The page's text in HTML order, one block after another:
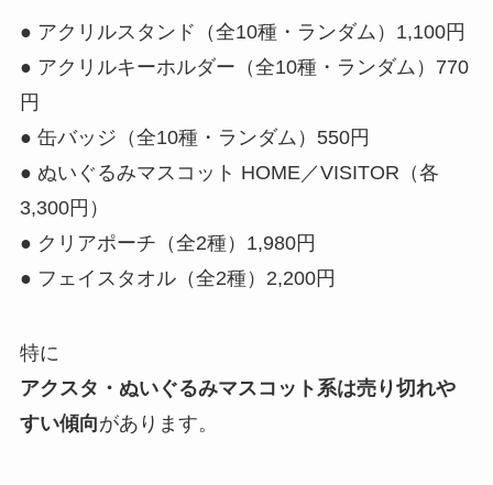
● アクリルスタンド（全10種・ランダム）1,100円
● アクリルキーホルダー（全10種・ランダム）770
円
● 缶バッジ（全10種・ランダム）550円
● ぬいぐるみマスコット HOME／VISITOR（各
3,300円）
● クリアポーチ（全2種）1,980円
● フェイスタオル（全2種）2,200円
特に
アクスタ・ぬいぐるみマスコット系は売り切れや
すい傾向があります。